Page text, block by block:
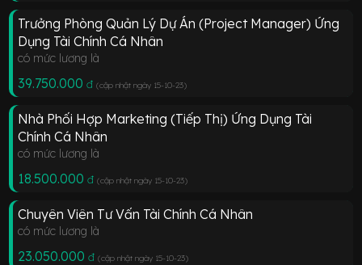
Trưởng Phòng Quản Lý Dự Án (Project Manager) Ứng
Dụng Tài Chính Cá Nhân
có mức lương là
39.750.000 đ (cập nhật ngày 15-10-23)
Nhà Phối Hợp Marketing (Tiếp Thị) Ứng Dụng Tài
Chính Cá Nhân
có mức lương là
18.500.000 đ (cập nhật ngày 15-10-23)
Chuyên Viên Tư Vấn Tài Chính Cá Nhân
có mức lương là
23.050.000 đ (cập nhật ngày 15-10-23)